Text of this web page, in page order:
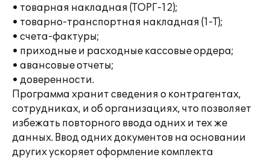
• товарная накладная (ТОРГ-12);
• товарно-транспортная накладная (1-Т);
• счета-фактуры;
• приходные и расходные кассовые ордера;
• авансовые отчеты;
• доверенности.
Программа хранит сведения о контрагентах,
сотрудниках, и об организациях, что позволяет
избежать повторного ввода одних и тех же
данных. Ввод одних документов на основании
других ускоряет оформление комплекта